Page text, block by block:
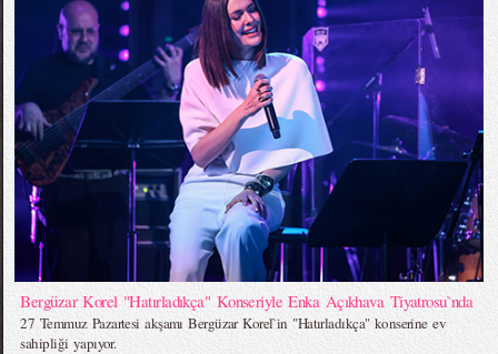
Bergüzar Korel "Hatırladıkça" Konseriyle Enka Açıkhava Tiyatrosu`nda
27 Temmuz Pazartesi akşamı Bergüzar Korel`in "Hatırladıkça" konserine ev
sahipliği yapıyor.